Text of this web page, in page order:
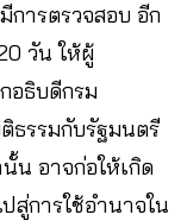
การตรวจสอบ อีก
วัน ให้ผู้
อธิบดีกรม
ธรรมกับรัฐมนตรี
น อาจก่อให้เกิด
สู่การใช้อำนาจใน